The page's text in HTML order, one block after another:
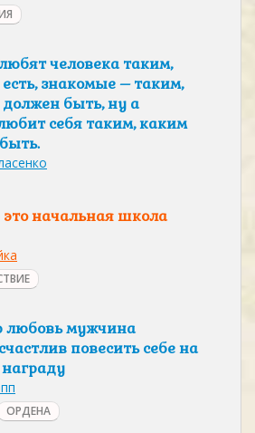
человека таким,
знакомые – таким,
быть, ну а
себя таким, каким
это начальная школа
любовь мужчина
повесить себе на
ОРДЕНА